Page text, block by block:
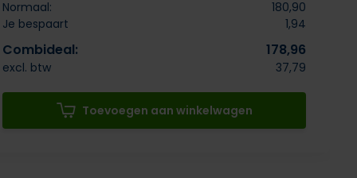
Normaal:
180,90
Je bespaart
1,94
Combideal: 178,96
excl. btw 37,79
Toevoegen aan winkelwagen